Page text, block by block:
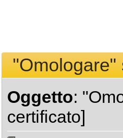
"Omologare"
Oggetto:
certificato]